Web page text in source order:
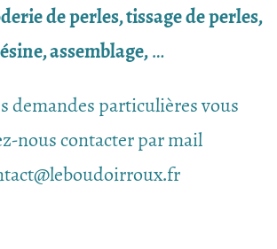
de perles, tissage de perles,
assemblage,…
demandes particulières vous
nous contacter par mail